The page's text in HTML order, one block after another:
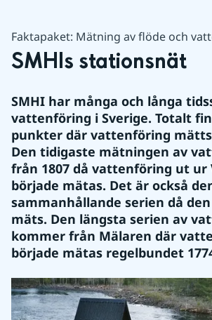
Faktapaket: Mätning av flöde och
SMHIs stationsnät
SMHI har många och långa
vattenföring i Sverige. Totalt
punkter där vattenföring
Den tidigaste mätningen av
från 1807 då vattenföring ut ur
började mätas. Det är också
sammanhållande serien då
mäts. Den längsta serien av
kommer från Mälaren där
började mätas regelbundet